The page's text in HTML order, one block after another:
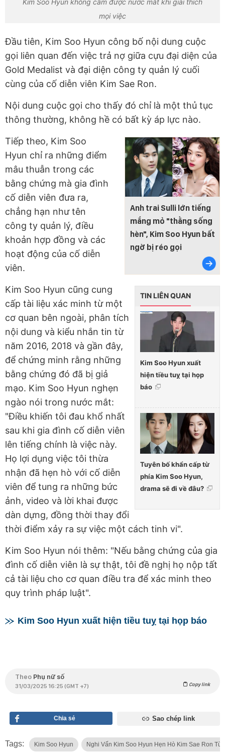
Kim Soo Hyun không cầm được nước mắt khi giải thích
mọi việc
Đầu tiên, Kim Soo Hyun công bố nội dung cuộc
gọi liên quan đến việc trả nợ giữa cựu đại diện của
Gold Medalist và đại diện công ty quản lý cuối
cùng của cố diễn viên Kim Sae Ron.
Nội dung cuộc gọi cho thấy đó chỉ là một thủ tục
thông thường, không hề có bất kỳ áp lực nào.
Anh trai Sulli lớn tiếng
mắng mỏ "thằng sống
hèn", Kim Soo Hyun bất
ngờ bị réo gọi
Tiếp theo, Kim Soo
Hyun chỉ ra những điểm
mâu thuẫn trong các
bằng chứng mà gia đình
cố diễn viên đưa ra,
chẳng hạn như tên
công ty quản lý, điều
khoản hợp đồng và các
hoạt động của cố diễn
viên.
TIN LIÊN QUAN
Kim Soo Hyun xuất
hiện tiều tuỵ tại họp
báo
Tuyên bố khẩn cấp từ
phía Kim Soo Hyun,
drama sẽ đi về đâu?
Kim Soo Hyun cũng cung
cấp tài liệu xác minh từ một
cơ quan bên ngoài, phân tích
nội dung và kiểu nhắn tin từ
năm 2016, 2018 và gần đây,
để chứng minh rằng những
bằng chứng đó đã bị giả
mạo. Kim Soo Hyun nghẹn
ngào nói trong nước mắt:
"Điều khiến tôi đau khổ nhất
sau khi gia đình cố diễn viên
lên tiếng chính là việc này.
Họ lợi dụng việc tôi thừa
nhận đã hẹn hò với cố diễn
viên để tung ra những bức
ảnh, video và lời khai được
dàn dựng, đồng thời thay đổi
thời điểm xảy ra sự việc một cách tinh vi".
Kim Soo Hyun nói thêm: "Nếu bằng chứng của gia
đình cố diễn viên là sự thật, tôi đề nghị họ nộp tất
cả tài liệu cho cơ quan điều tra để xác minh theo
quy trình pháp luật".
Kim Soo Hyun xuất hiện tiều tuỵ tại họp báo
Theo Phụ nữ số
31/03/2025 16:25 (GMT +7) Copy link
Chia sẻ Sao chép link
Tags: Kim Soo Hyun Nghi Vấn Kim Soo Hyun Hẹn Hò Kim Sae Ron Từ